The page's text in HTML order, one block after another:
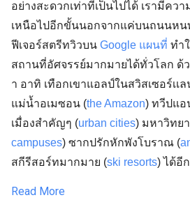
อย่างสะดวกเท่าที่เป็นไปได้ เรามีคว
เหนือไปอีกขั้นนอกจากแค่บนถนนหน
ฟีเจอร์สตรีทวิวบน Google แผนที่ ทำ
สถานที่อัศจรรย์มากมายได้ทั่วโลก ด้
า อาทิ เทือกเขาแอลป์ในสวิสเซอร์เเ
แม่น้ำอเมซอน (the Amazon) ทวีปแอ
เมื่องสำคัญๆ (urban cities) มหาวิทย
campuses) ซากปรักหักพังโบราณ (
สกีรีสอร์ทมากมาย (ski resorts) ได้อี
Read More